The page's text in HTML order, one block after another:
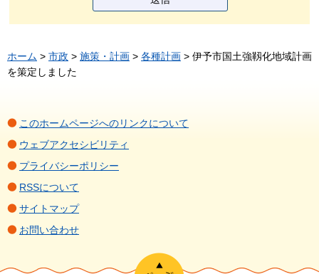
ホーム > 市政 > 施策・計画 > 各種計画 > 伊予市国土強靱化地域計画
を策定しました
このホームページへのリンクについて
ウェブアクセシビリティ
プライバシーポリシー
RSSについて
サイトマップ
お問い合わせ